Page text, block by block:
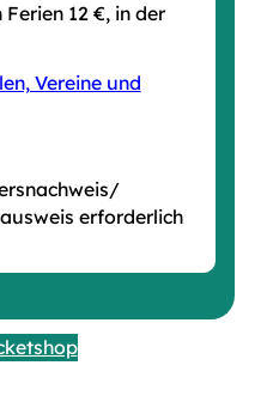
12 €, in der
Vereine und
erforderlich